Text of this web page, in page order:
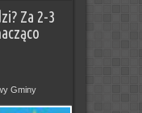
Za 2-3
Gminy